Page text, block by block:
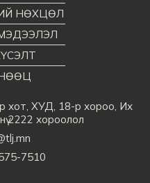
хот, ХУД, 18-р хороо, Их
2222 хороолол
7510
НӨХЦӨЛ